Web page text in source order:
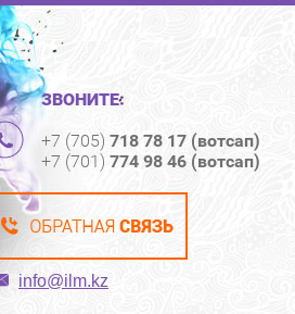
ЗВОНИТЕ:
+7 (705) 718 78 17 (вотсап)
+7 (701) 774 98 46 (вотсап)
info@ilm.kz